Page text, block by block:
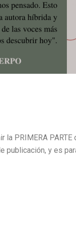
PRIMERA
y es